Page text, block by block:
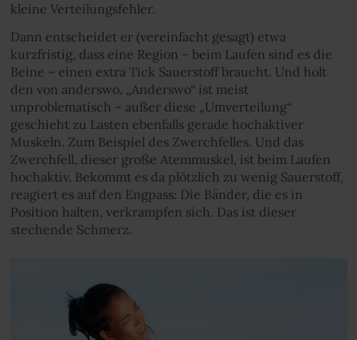
kleine Verteilungsfehler.
Dann entscheidet er (vereinfacht gesagt) etwa
kurzfristig, dass eine Region – beim Laufen sind es die
Beine – einen extra Tick Sauerstoff braucht. Und holt
den von anderswo. „Anderswo“ ist meist
unproblematisch – außer diese „Umverteilung“
geschieht zu Lasten ebenfalls gerade hochaktiver
Muskeln. Zum Beispiel des Zwerchfelles. Und das
Zwerchfell, dieser große Atemmuskel, ist beim Laufen
hochaktiv. Bekommt es da plötzlich zu wenig Sauerstoff,
reagiert es auf den Engpass: Die Bänder, die es in
Position halten, verkrampfen sich. Das ist dieser
stechende Schmerz.